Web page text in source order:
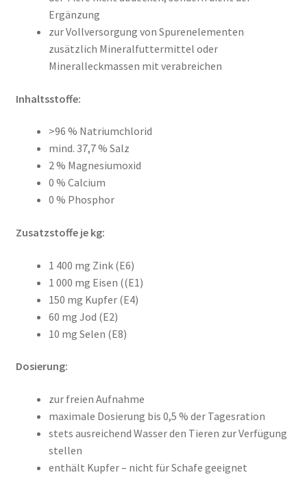
Ergänzung
zur Vollversorgung von Spurenelementen
zusätzlich Mineralfuttermittel oder
Mineralleckmassen mit verabreichen
Inhaltsstoffe:
>96 % Natriumchlorid
mind. 37,7 % Salz
2 % Magnesiumoxid
0 % Calcium
0 % Phosphor
Zusatzstoffe je kg:
1 400 mg Zink (E6)
1 000 mg Eisen ((E1)
150 mg Kupfer (E4)
60 mg Jod (E2)
10 mg Selen (E8)
Dosierung:
zur freien Aufnahme
maximale Dosierung bis 0,5 % der Tagesration
stets ausreichend Wasser den Tieren zur Verfügung
stellen
enthält Kupfer – nicht für Schafe geeignet